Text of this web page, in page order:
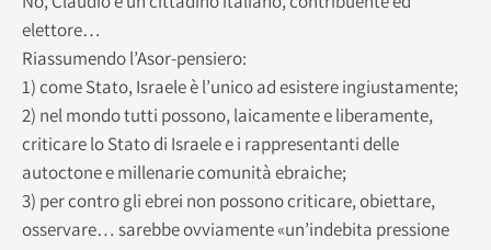
elettore…
Riassumendo l’Asor-pensiero:
1) come Stato, Israele è l’unico ad esistere ingiustamente;
2) nel mondo tutti possono, laicamente e liberamente,
criticare lo Stato di Israele e i rappresentanti delle
autoctone e millenarie comunità ebraiche;
3) per contro gli ebrei non possono criticare, obiettare,
osservare… sarebbe ovviamente «un’indebita pressione